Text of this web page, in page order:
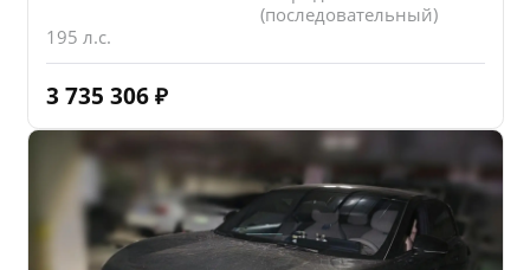
(последовательный)
195 л.с.
3 735 306 ₽